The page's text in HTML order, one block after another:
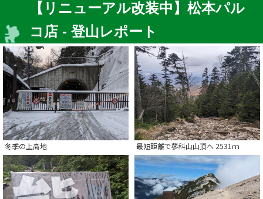
【リニューアル改装中】松本パル
コ店 - 登山レポート
冬季の上高地 最短距離で蓼科山山頂へ 2531ｍ